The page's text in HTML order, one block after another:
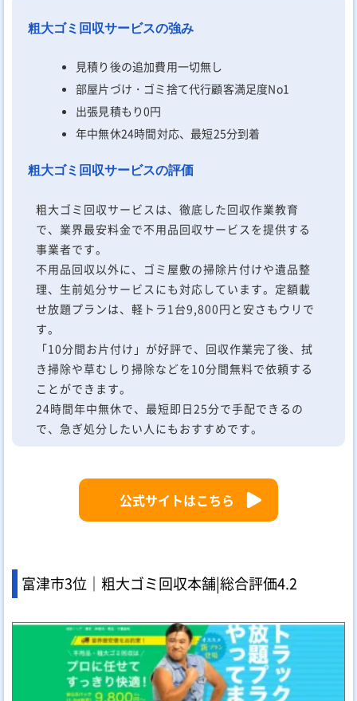
粗大ゴミ回収サービスの強み
見積り後の追加費用一切無し
部屋片づけ・ゴミ捨て代行顧客満足度No1
出張見積もり0円
年中無休24時間対応、最短25分到着
粗大ゴミ回収サービスの評価
粗大ゴミ回収サービスは、徹底した回収作業教育
で、業界最安料金で不用品回収サービスを提供する
事業者です。
不用品回収以外に、ゴミ屋敷の掃除片付けや遺品整
理、生前処分サービスにも対応しています。定額載
せ放題プランは、軽トラ1台9,800円と安さもウリで
す。
「10分間お片付け」が好評で、回収作業完了後、拭
き掃除や草むしり掃除などを10分間無料で依頼する
ことができます。
24時間年中無休で、最短即日25分で手配できるの
で、急ぎ処分したい人にもおすすめです。
公式サイトはこちら
富津市3位｜粗大ゴミ回収本舗|総合評価4.2